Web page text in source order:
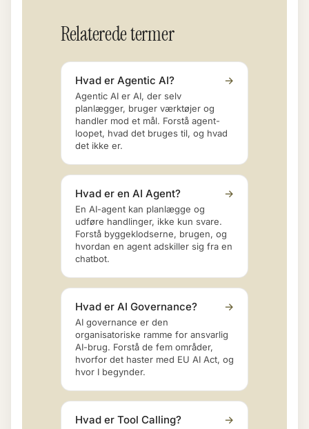
Relaterede termer
Hvad er Agentic AI? →
Agentic AI er AI, der selv
planlægger, bruger værktøjer og
handler mod et mål. Forstå agent-
loopet, hvad det bruges til, og hvad
det ikke er.
Hvad er en AI Agent? →
En AI-agent kan planlægge og
udføre handlinger, ikke kun svare.
Forstå byggeklodserne, brugen, og
hvordan en agent adskiller sig fra en
chatbot.
Hvad er AI Governance? →
AI governance er den
organisatoriske ramme for ansvarlig
AI-brug. Forstå de fem områder,
hvorfor det haster med EU AI Act, og
hvor I begynder.
Hvad er Tool Calling? →